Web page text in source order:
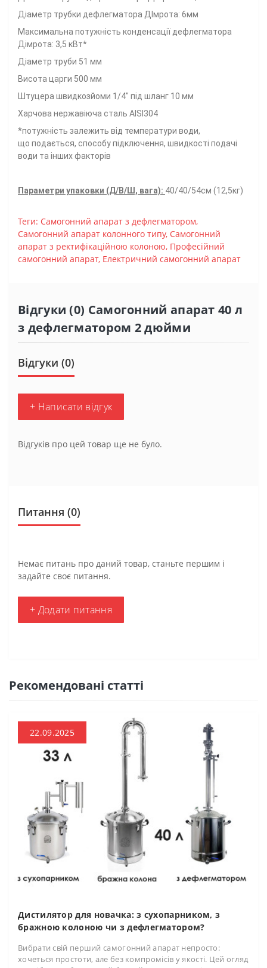
Діаметр трубки дефлегматора ДІмрота: 6мм
Максимальна потужність конденсації дефлегматора
Дімрота: 3,5 кВт*
Діаметр труби 51 мм
Висота царги 500 мм
Штуцера швидкозйоми 1/4" під шланг 10 мм
Харчова нержавіюча сталь AISI304
*потужність залежить від температури води,
що подається, способу підключення, швидкості подачі
води та інших факторів
Параметри упаковки (Д/В/Ш, вага): 40/40/54см (12,5кг)
Теги: Самогонний апарат з дефлегматором,
Самогонний апарат колонного типу, Самогонний
апарат з ректифікаційною колоною, Професійний
самогонний апарат, Електричний самогонний апарат
Відгуки (0) Самогонний апарат 40 л
з дефлегматором 2 дюйми
Відгуки (0)
+ Написати відгук
Відгуків про цей товар ще не було.
Питання (0)
Немає питань про даний товар, станьте першим і
задайте своє питання.
+ Додати питання
Рекомендовані статті
22.09.2025
Дистилятор для новачка: з сухопарником, з
бражною колоною чи з дефлегматором?
Вибрати свій перший самогонний апарат непросто:
хочеться простоти, але без компромісів у якості. Цей огляд